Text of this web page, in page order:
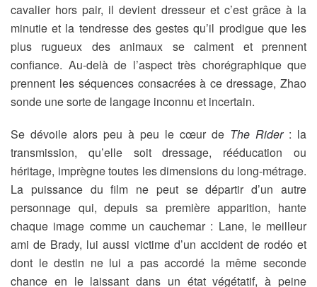
cavalier hors pair, il devient dresseur et c’est grâce à la
minutie et la tendresse des gestes qu’il prodigue que les
plus rugueux des animaux se calment et prennent
confiance. Au-delà de l’aspect très chorégraphique que
prennent les séquences consacrées à ce dressage, Zhao
sonde une sorte de langage inconnu et incertain.
Se dévoile alors peu à peu le cœur de The Rider: la
transmission, qu’elle soit dressage, rééducation ou
héritage, imprègne toutes les dimensions du long-métrage.
La puissance du film ne peut se départir d’un autre
personnage qui, depuis sa première apparition, hante
chaque image comme un cauchemar : Lane, le meilleur
ami de Brady, lui aussi victime d’un accident de rodéo et
dont le destin ne lui a pas accordé la même seconde
chance en le laissant dans un état végétatif, à peine